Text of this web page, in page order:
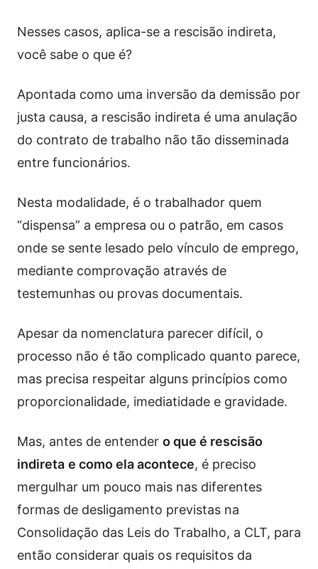
Nesses casos, aplica-se a rescisão indireta,
você sabe o que é?
Apontada como uma inversão da demissão por
justa causa, a rescisão indireta é uma anulação
do contrato de trabalho não tão disseminada
entre funcionários.
Nesta modalidade, é o trabalhador quem
“dispensa” a empresa ou o patrão, em casos
onde se sente lesado pelo vínculo de emprego,
mediante comprovação através de
testemunhas ou provas documentais.
Apesar da nomenclatura parecer difícil, o
processo não é tão complicado quanto parece,
mas precisa respeitar alguns princípios como
proporcionalidade, imediatidade e gravidade.
Mas, antes de entender o que é rescisão
indireta e como ela acontece, é preciso
mergulhar um pouco mais nas diferentes
formas de desligamento previstas na
Consolidação das Leis do Trabalho, a CLT, para
então considerar quais os requisitos da